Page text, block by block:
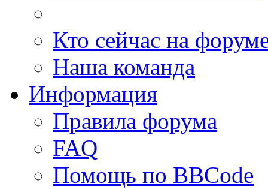
Кто сейчас на
Наша команда
Информация
Правила форума
FAQ
Помощь по BBCode